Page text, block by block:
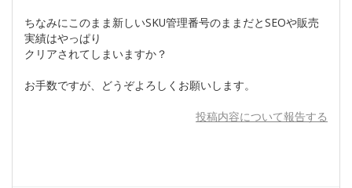
ちなみにこのまま新しいSKU管理番号のままだとSEOや販売
実績はやっぱり
クリアされてしまいますか？
お手数ですが、どうぞよろしくお願いします。
投稿内容について報告する